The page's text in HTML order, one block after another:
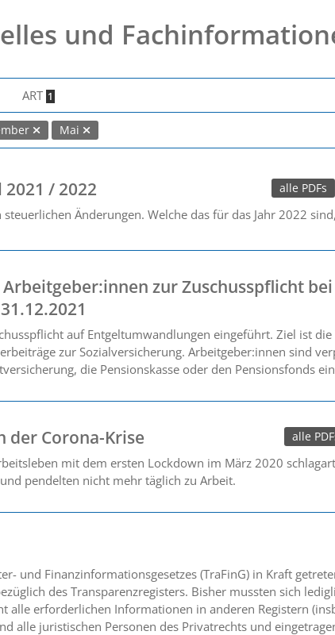
und
ART 1
Mai
/ 2022 alle PDFs
Änderungen. Welche das für das Jahr 2022
zur Zuschusspflicht bei
auf Entgeltumwandlungen eingeführt. Ziel ist
zur Sozialversicherung. Arbeitgeber:innen sind
die Pensionskasse oder den Pensionsfonds
der Corona-Krise alle
mit dem ersten Lockdown im März 2020
pendelten nicht mehr täglich zu Arbeit.
und Finanzinformationsgesetzes (TraFinG) in Kraft
des Transparenzregisters. Bisher mussten sich
alle erforderlichen Informationen in anderen Registern
alle juristischen Personen des Privatrechts und